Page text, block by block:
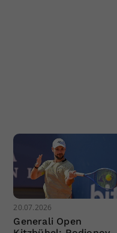
20.07.2026
Generali Open